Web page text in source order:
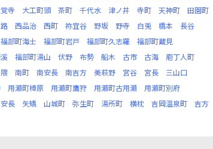
寺 大工町頭 茶町 千代水 津ノ井 寺町 天神町
田園町
西品治 西町 祢宜谷 野坂 野寺 白兎 橋本
長谷
福部町海士 福部町岩戸 福部町久志羅
福部町蔵見
福部町湯山 伏野 布勢 船木 古市 古海
庖丁人町
南町 南安長 南吉方 美萩野 宮谷 宮長
三山口
用瀬町樟原 用瀬町鷹狩 用瀬町古用瀬
用瀬町別府
安長 矢矯 山城町 弥生町 湯所町 横枕 吉岡温泉町
吉方